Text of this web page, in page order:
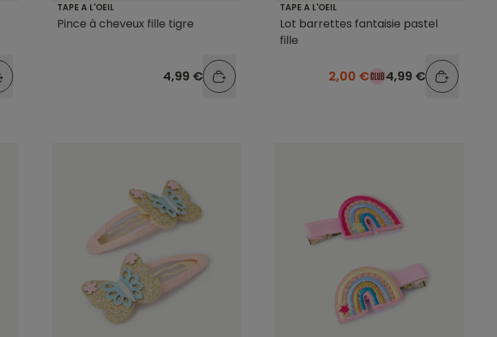
TAPE A L'OEIL
Pince à cheveux fille tigre
4,99 €
TAPE A L'OEIL
Lot barrettes fantaisie pastel
fille
2,00 € 4,99 €